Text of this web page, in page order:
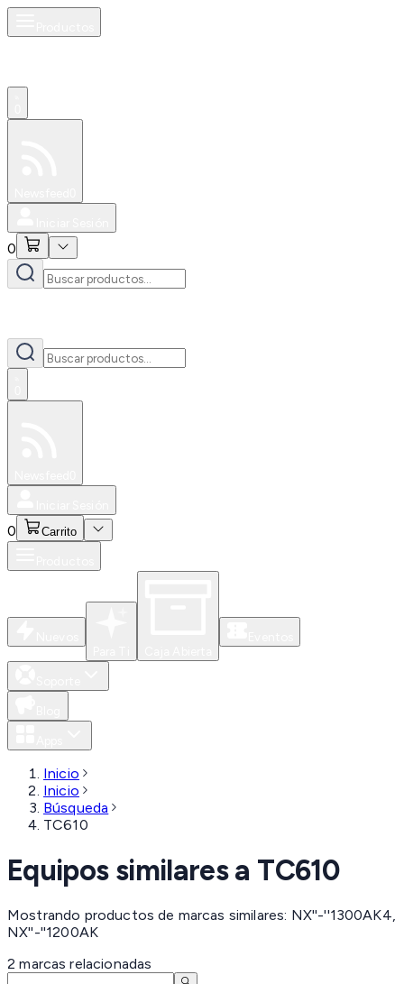
0
0 Carrito
Inicio
Inicio
Búsqueda
TC610
Equipos similares a TC610
Mostrando productos de marcas similares: NX''-''1300AK4,
NX''-''1200AK
2 marcas relacionadas